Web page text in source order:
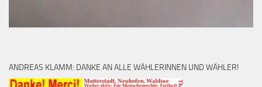
ANDREAS KLAMM: DANKE AN ALLE WÄHLERINNEN UND WÄHLER!